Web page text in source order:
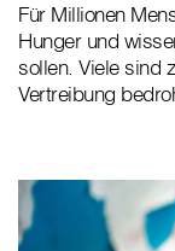
Für Millionen
Hunger und
sollen. Viele sind
Vertreibung